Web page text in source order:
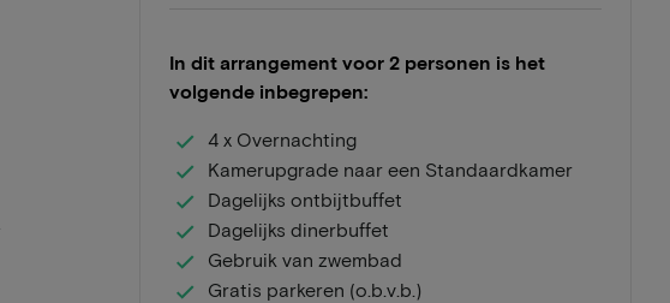
In dit arrangement voor 2 personen is het
volgende inbegrepen:
4 x Overnachting
Kamerupgrade naar een Standaardkamer
Dagelijks ontbijtbuffet
Dagelijks dinerbuffet
Gebruik van zwembad
Gratis parkeren (o.b.v.b.)